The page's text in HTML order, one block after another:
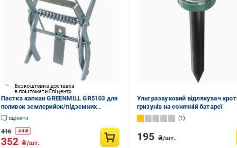
Безкоштовна доставка
в поштомати Епіцентр
Пастка капкан GREENMILL GR5103 для
поливок землерийок/підземних
гризунів 60х100х135 мм
оцінити
416 -64₴
352 ₴/шт.
Ультразвуковий відлякувач
гризунів на сонячній батареї
1
195 ₴/шт.